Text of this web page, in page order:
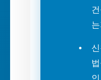
인